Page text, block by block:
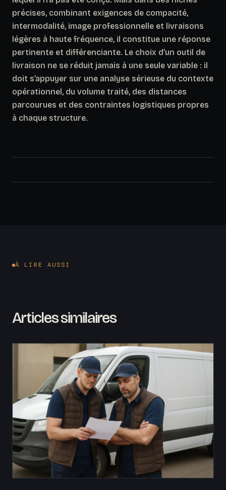
précises, combinant exigences de compacité,
intermodalité, image professionnelle et livraisons
légères à haute fréquence, il constitue une réponse
pertinente et différenciante. Le choix d’un outil de
livraison ne se réduit jamais à une seule variable : il
doit s’appuyer sur une analyse sérieuse du contexte
opérationnel, du volume traité, des distances
parcourues et des contraintes logistiques propres
à chaque structure.
À LIRE AUSSI
Articles similaires